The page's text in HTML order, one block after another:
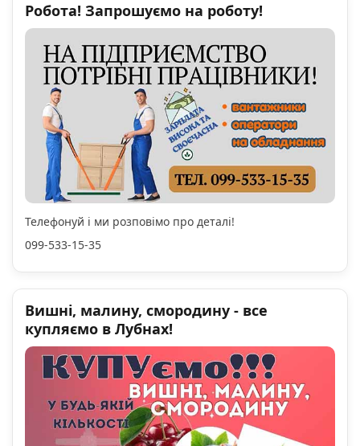
Робота! Запрошуємо на роботу!
Телефонуй і ми розповімо про деталі!
099-533-15-35
Вишні, малину, смородину - все
купляємо в Лубнах!